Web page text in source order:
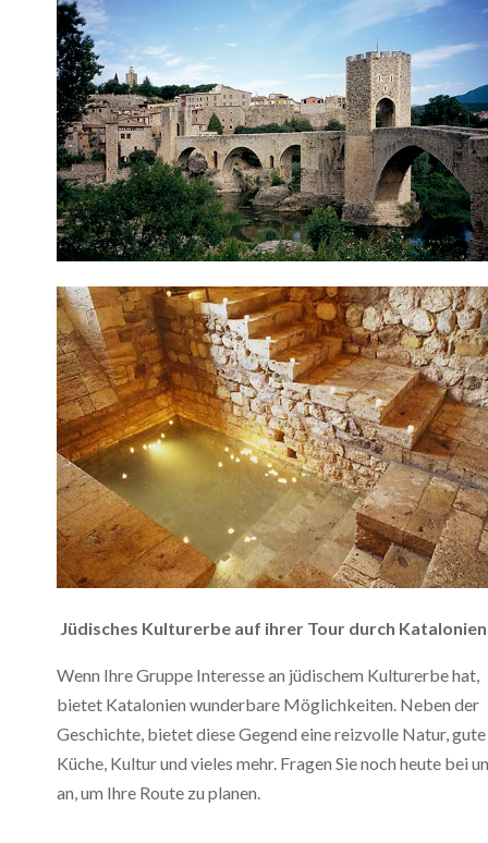
Jüdisches Kulturerbe auf ihrer Tour durch Katalonien
Wenn Ihre Gruppe Interesse an jüdischem Kulturerbe hat,
bietet Katalonien wunderbare Möglichkeiten. Neben der
Geschichte, bietet diese Gegend eine reizvolle Natur, gute
Küche, Kultur und vieles mehr. Fragen Sie noch heute bei
an, um Ihre Route zu planen.